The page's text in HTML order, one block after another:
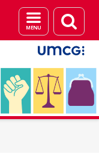
Menu
en
zoeken